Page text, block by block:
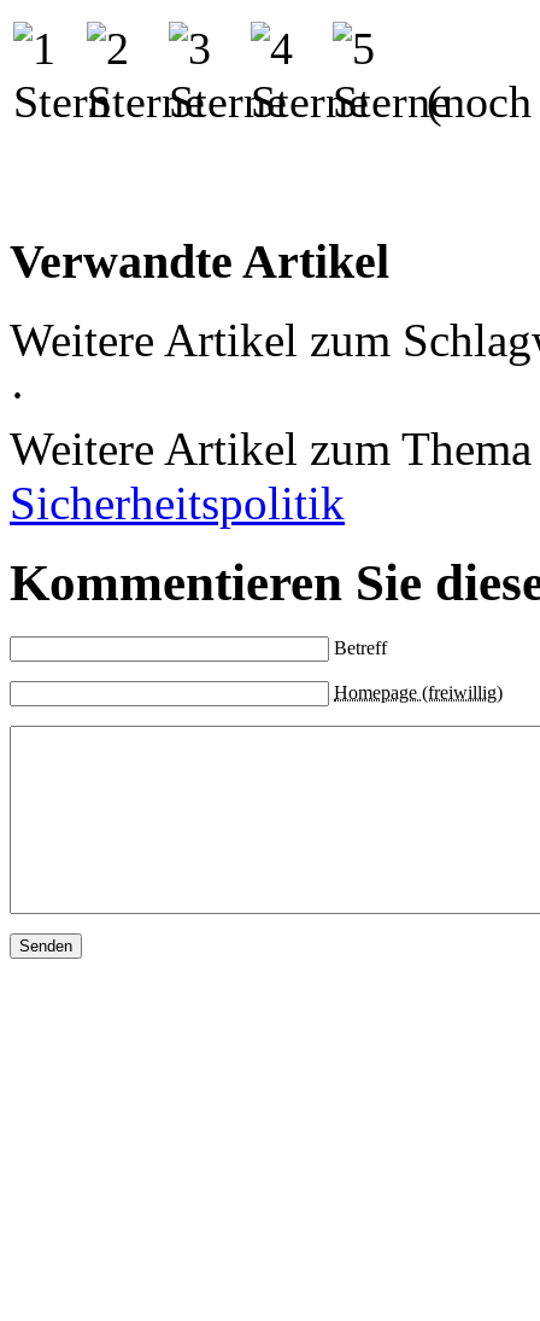
(noch
Verwandte Artikel
Weitere Artikel zum
·
Weitere Artikel zum
Sicherheitspolitik
Kommentieren Sie
Betreff
Homepage (freiwillig)